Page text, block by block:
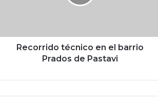
Recorrido técnico en el barrio
Prados de Pastavi